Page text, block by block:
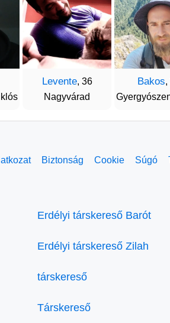
Levente, 36
Nagyvárad
Bakos,
Biztonság Cookie Súgó
Erdélyi társkereső Barót
Erdélyi társkereső Zilah
társkereső
Társkereső